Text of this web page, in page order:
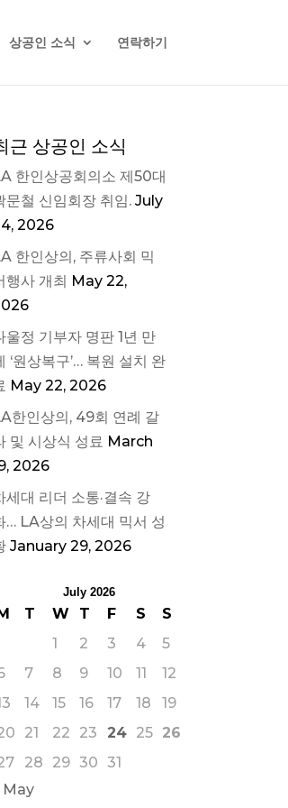
상공인 소식 연락하기
근 상공인 소식
한인상공회의소 제50대
문철 신임회장 취임. July
2026
한인상의, 주류사회 믹
행사 개최 May 22,
울정 기부자 명판 1년 만
‘원상복구’… 복원 설치 완
May 22, 2026
한인상의, 49회 연례 갈
및 시상식 성료 March
2026
세대 리더 소통·결속 강
… LA상의 차세대 믹서 성
January 29, 2026
July 2026
T W T F S
S
1
2 3 4
5
7 8 9 10 11
12
14 15 16 17 18
19
21 22 23 24 25 26
28 29 30 31
May